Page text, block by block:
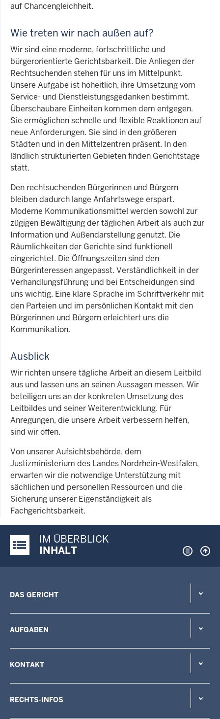
auf Chancengleichheit.
Wie treten wir nach außen auf?
Wir sind eine moderne, fortschrittliche und
bürgerorientierte Gerichtsbarkeit. Die Anliegen der
Rechtsuchenden stehen für uns im Mittelpunkt.
Unsere Aufgabe ist hoheitlich, ihre Umsetzung vom
Service- und Dienstleistungsgedanken bestimmt.
Überschaubare Einheiten kommen dem entgegen.
Sie ermöglichen schnelle und flexible Reaktionen auf
neue Anforderungen. Sie sind in den größeren
Städten und in den Mittelzentren präsent. In den
ländlich strukturierten Gebieten finden Gerichtstage
statt.
Den rechtsuchenden Bürgerinnen und Bürgern
bleiben dadurch lange Anfahrtswege erspart.
Moderne Kommunikationsmittel werden sowohl zur
zügigen Bewältigung der täglichen Arbeit als auch zur
Information und Außendarstellung genutzt. Die
Räumlichkeiten der Gerichte sind funktionell
eingerichtet. Die Öffnungszeiten sind den
Bürgerinteressen angepasst. Verständlichkeit in der
Verhandlungsführung und bei Entscheidungen sind
uns wichtig. Eine klare Sprache im Schriftverkehr mit
den Parteien und im persönlichen Kontakt mit den
Bürgerinnen und Bürgern erleichtert uns die
Kommunikation.
Ausblick
Wir richten unsere tägliche Arbeit an diesem Leitbild
aus und lassen uns an seinen Aussagen messen. Wir
beteiligen uns an der konkreten Umsetzung des
Leitbildes und seiner Weiterentwicklung. Für
Anregungen, die unsere Arbeit verbessern helfen,
sind wir offen.
Von unserer Aufsichtsbehörde, dem
Justizministerium des Landes Nordrhein-Westfalen,
erwarten wir die notwendige Unterstützung mit
sächlichen und personellen Ressourcen und die
Sicherung unserer Eigenständigkeit als
Fachgerichtsbarkeit.
Justiz-Portal im Überblick:
IM ÜBERBLICK
INHALT
DAS GERICHT
AUFGABEN
KONTAKT
RECHTS-INFOS